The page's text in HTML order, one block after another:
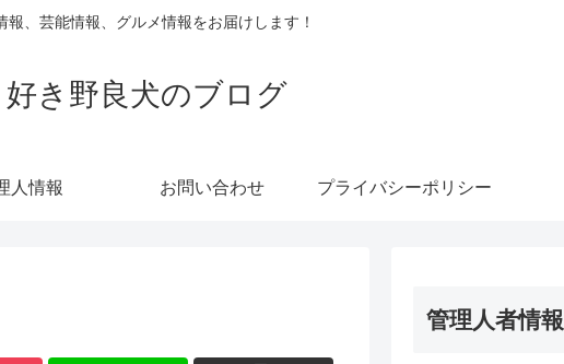
報、芸能情報、グルメ情報をお届けします！
き野良犬のブログ
人情報 お問い合わせ プライバシーポリシー
管理人者情報